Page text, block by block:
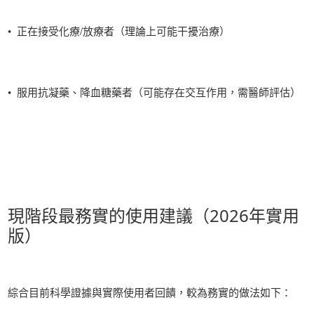
• 正在接受化療/放療者（理論上可能干擾治療）
• 服用抗凝藥、降血糖藥者（可能存在交互作用，需醫師評估）
現階段最務實的使用建議（2026年實用
版）
綜合目前科學證據與實際使用者回饋，較為務實的做法如下：